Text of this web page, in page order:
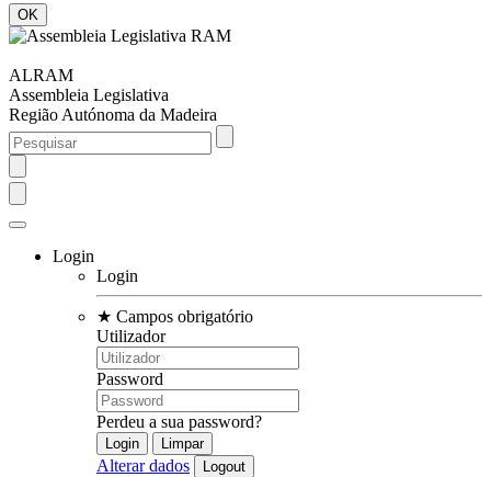
ALRAM
Assembleia Legislativa
Região Autónoma da Madeira
Login
Login
★ Campos obrigatório
Utilizador
Password
Perdeu a sua password?
Alterar dados